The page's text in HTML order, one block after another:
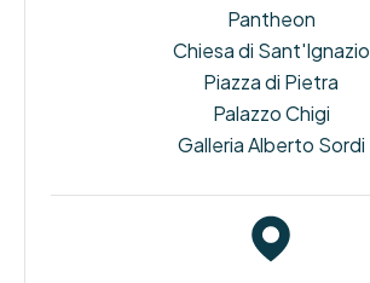
Pantheon
Chiesa di Sant'Ignazio
Piazza di Pietra
Palazzo Chigi
Galleria Alberto Sordi